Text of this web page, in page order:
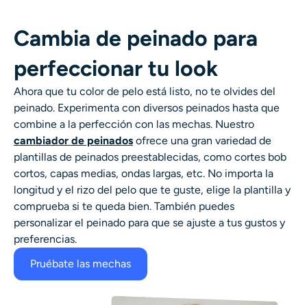
Cambia de peinado para
perfeccionar tu look
Ahora que tu color de pelo está listo, no te olvides del
peinado. Experimenta con diversos peinados hasta que
combine a la perfección con las mechas. Nuestro
cambiador de peinados ofrece una gran variedad de
plantillas de peinados preestablecidas, como cortes bob
cortos, capas medias, ondas largas, etc. No importa la
longitud y el rizo del pelo que te guste, elige la plantilla y
comprueba si te queda bien. También puedes
personalizar el peinado para que se ajuste a tus gustos y
preferencias.
Pruébate las mechas